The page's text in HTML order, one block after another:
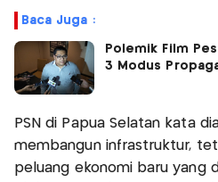
Baca Juga :
Polemik Film
3 Modus
PSN di Papua Selatan kata
membangun infrastruktur,
peluang ekonomi baru yang